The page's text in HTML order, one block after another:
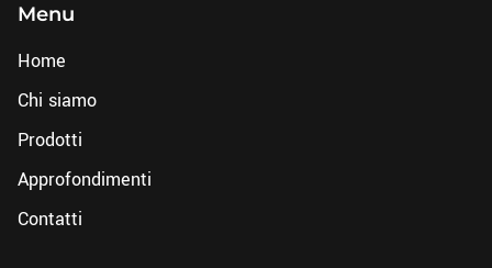
Menu
Home
Chi siamo
Prodotti
Approfondimenti
Contatti